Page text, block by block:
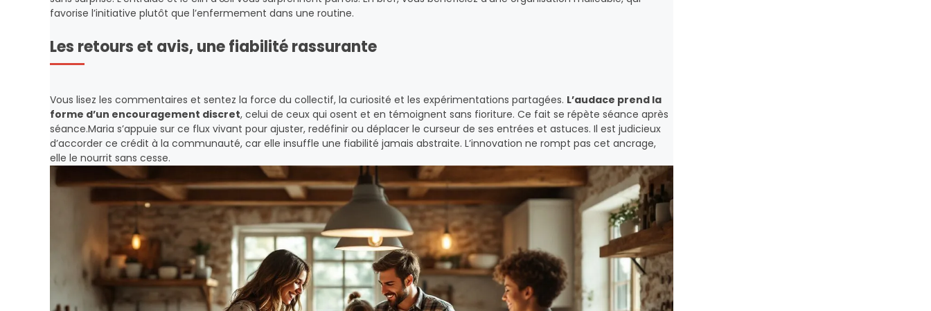
favorise l’initiative plutôt que l’enfermement dans une routine.
Les retours et avis, une fiabilité rassurante
Vous lisez les commentaires et sentez la force du collectif, la curiosité et les expérimentations partagées. L’audace prend la
forme d’un encouragement discret, celui de ceux qui osent et en témoignent sans fioriture. Ce fait se répète séance après
séance.Maria s’appuie sur ce flux vivant pour ajuster, redéfinir ou déplacer le curseur de ses entrées et astuces. Il est judicieux
d’accorder ce crédit à la communauté, car elle insuffle une fiabilité jamais abstraite. L’innovation ne rompt pas cet ancrage,
elle le nourrit sans cesse.